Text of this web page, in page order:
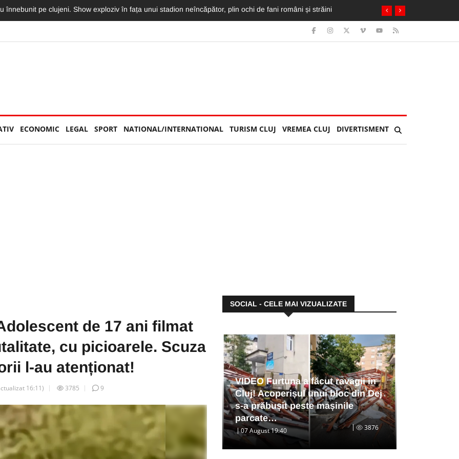
o declarație de dragoste greu de egalat. Vlad: „Mama, te iubesc mai mult ca pe «U»”
ECONOMIC LEGAL SPORT NATIONAL/INTERNATIONAL TURISM CLUJ VREMEA CLUJ DIVERTISMENT
de 17 ani filmat
cu picioarele. Scuza
l-au atenționat!
16:11) 3785 9
SOCIAL - CELE MAI VIZUALIZATE
VIDEO Furtuna a făcut ravagii în
Cluj! Acoperișul unui bloc din Dej
s-a prăbușit peste mașinile
parcate…
07 August 19:40 3876